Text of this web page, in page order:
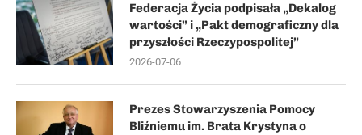
Federacja Życia podpisała „Dekalog
wartości” i „Pakt demograficzny dla
przyszłości Rzeczypospolitej”
2026-07-06
Prezes Stowarzyszenia Pomocy
Bliźniemu im. Brata Krystyna o